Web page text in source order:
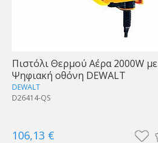
Πιστόλι Θερμού Αέρα 2000W με
Ψηφιακή οθόνη DEWALT
DEWALT
D26414-QS
106,13 €